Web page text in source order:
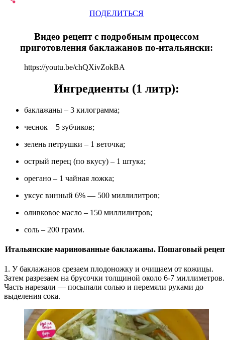
ПОДЕЛИТЬСЯ
Видео рецепт с подробным процессом
приготовления баклажанов по-итальянски:
https://youtu.be/chQXivZokBA
Ингредиенты (1 литр):
баклажаны – 3 килограмма;
чеснок – 5 зубчиков;
зелень петрушки – 1 веточка;
острый перец (по вкусу) – 1 штука;
орегано – 1 чайная ложка;
уксус винный 6% — 500 миллилитров;
оливковое масло – 150 миллилитров;
соль – 200 грамм.
Итальянские маринованные баклажаны. Пошаговый
1. У баклажанов срезаем плодоножку и очищаем от кожицы.
Затем разрезаем на брусочки толщиной около 6-7 миллиметров.
Часть нарезали — посыпали солью и перемяли руками до
выделения сока.